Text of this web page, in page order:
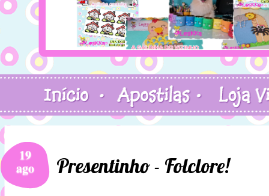
19
ago Presentinho - Folclore!